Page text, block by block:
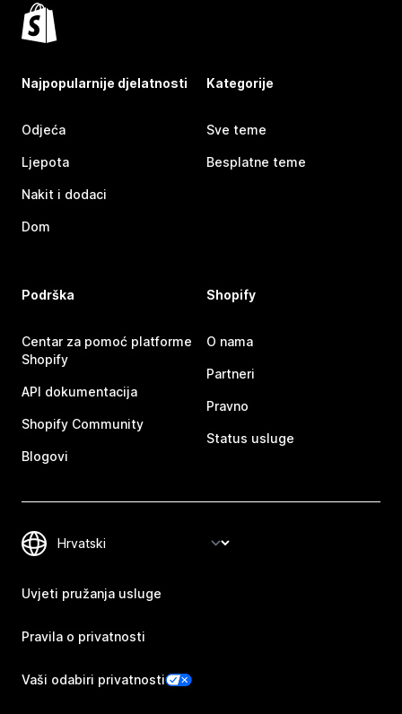
Najpopularnije djelatnosti
Odjeća
Ljepota
Nakit i dodaci
Dom
Kategorije
Sve teme
Besplatne teme
Podrška
Centar za pomoć platforme
Shopify
API dokumentacija
Shopify Community
Blogovi
Shopify
O nama
Partneri
Pravno
Status usluge
Uvjeti pružanja usluge
Pravila o privatnosti
Vaši odabiri privatnosti